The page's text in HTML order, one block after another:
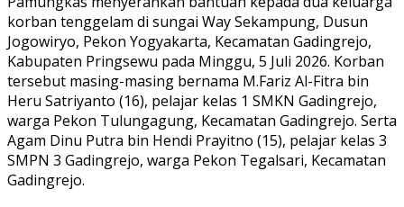
korban tenggelam di sungai Way Sekampung, Dusun
Jogowiryo, Pekon Yogyakarta, Kecamatan Gadingrejo,
Kabupaten Pringsewu pada Minggu, 5 Juli 2026. Korban
tersebut masing-masing bernama M.Fariz Al-Fitra bin
Heru Satriyanto (16), pelajar kelas 1 SMKN Gadingrejo,
warga Pekon Tulungagung, Kecamatan Gadingrejo. Serta
Agam Dinu Putra bin Hendi Prayitno (15), pelajar kelas 3
SMPN 3 Gadingrejo, warga Pekon Tegalsari, Kecamatan
Gadingrejo.